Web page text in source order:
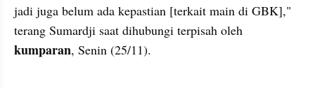
jadi juga belum ada kepastian [terkait main di GBK],"
kumparan, Senin (25/11).